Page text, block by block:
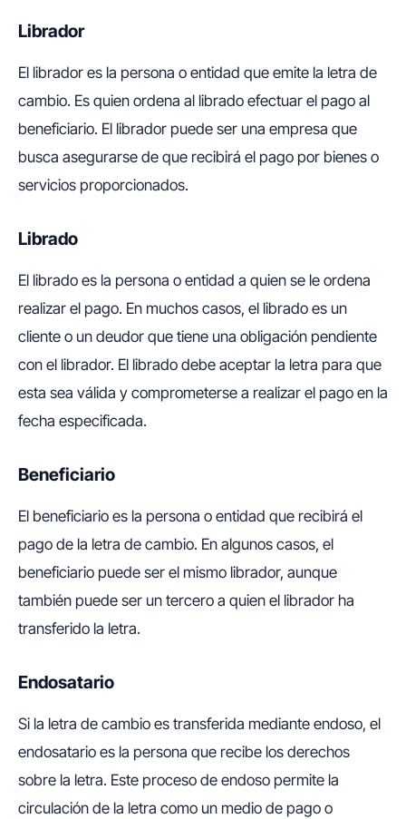
Librador
El librador es la persona o entidad que emite la letra de
cambio. Es quien ordena al librado efectuar el pago al
beneficiario. El librador puede ser una empresa que
busca asegurarse de que recibirá el pago por bienes o
servicios proporcionados.
Librado
El librado es la persona o entidad a quien se le ordena
realizar el pago. En muchos casos, el librado es un
cliente o un deudor que tiene una obligación pendiente
con el librador. El librado debe aceptar la letra para que
esta sea válida y comprometerse a realizar el pago en la
fecha especificada.
Beneficiario
El beneficiario es la persona o entidad que recibirá el
pago de la letra de cambio. En algunos casos, el
beneficiario puede ser el mismo librador, aunque
también puede ser un tercero a quien el librador ha
transferido la letra.
Endosatario
Si la letra de cambio es transferida mediante endoso, el
endosatario es la persona que recibe los derechos
sobre la letra. Este proceso de endoso permite la
circulación de la letra como un medio de pago o